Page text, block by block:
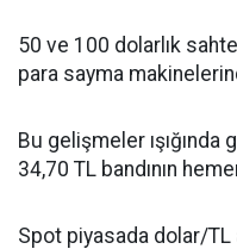
50 ve 100 dolarlık
para sayma
Bu gelişmeler
34,70 TL bandının
Spot piyasada dolar/TL